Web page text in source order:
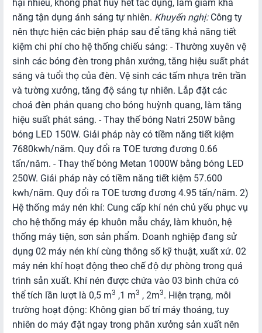
CNTT
HOẠT
ĐỘNG
LOGISTICS
Phổ
biến
về
Logistics
Hoạt
động
Logistics
HOẠT
ĐỘNG
FTAS
Kết
quả
FTAs
hại nhiều, không phát huy hết tác dụng, làm giảm khả
năng tận dụng ánh sáng tự nhiên. Khuyến nghị: Công ty
nên thực hiện các biện pháp sau để tăng khả năng tiết
kiệm chi phí cho hệ thống chiếu sáng: - Thường xuyên vệ
sinh các bóng đèn trong phân xưởng, tăng hiệu suất phát
sáng và tuổi thọ của đèn. Vệ sinh các tấm nhựa trên trần
và tường xưởng, tăng độ sáng tự nhiên. Lắp đặt các
choá đèn phản quang cho bóng huỳnh quang, làm tăng
hiệu suất phát sáng. - Thay thế bóng Natri 250W bằng
bóng LED 150W. Giải pháp này có tiềm năng tiết kiệm
7680kwh/năm. Quy đổi ra TOE tương đương 0.66
tấn/năm. - Thay thế bóng Metan 1000W bằng bóng LED
250W. Giải pháp này có tiềm năng tiết kiệm 57.600
kwh/năm. Quy đổi ra TOE tương đương 4.95 tấn/năm. 2)
Hệ thống máy nén khí: Cung cấp khí nén chủ yếu phục vụ
cho hệ thống máy ép khuôn mẫu cháy, làm khuôn, hệ
thống máy tiện, sơn sản phẩm. Doanh nghiệp đang sử
dụng 02 máy nén khí cùng thông số kỹ thuật, xuất xứ. 02
máy nén khí hoạt động theo chế độ dự phòng trong quá
trình sản xuất. Khí nén được chứa vào 03 bình chứa có
thể tích lần lượt là 0,5 m3 ,1 m3 , 2m3. Hiện trạng, môi
trường hoạt động: Không gian bố trí máy thoáng, tuy
nhiên do máy đặt ngay trong phân xưởng sản xuất nên